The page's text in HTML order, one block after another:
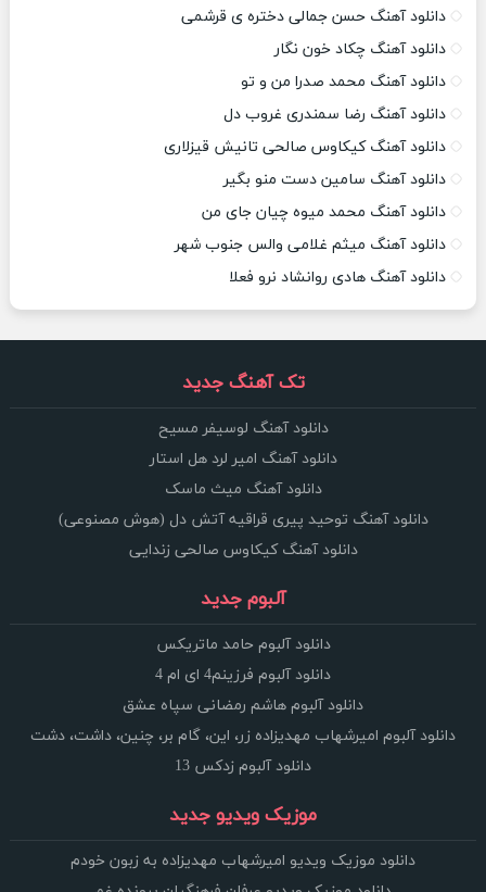
دانلود آهنگ حسن جمالی دختره ی قرشمی
دانلود آهنگ چکاد خون نگار
دانلود آهنگ محمد صدرا من و تو
دانلود آهنگ رضا سمندری غروب دل
دانلود آهنگ کیکاوس صالحی تانیش قیزلاری
دانلود آهنگ سامین دست منو بگیر
دانلود آهنگ محمد میوه چیان جای من
دانلود آهنگ میثم غلامی والس جنوب شهر
دانلود آهنگ هادی روانشاد نرو فعلا
تک آهنگ جدید
دانلود آهنگ لوسیفر مسیح
دانلود آهنگ امیر لرد هل استار
دانلود آهنگ میث ماسک
دانلود آهنگ توحید پیری قراقیه آتش دل (هوش مصنوعی)
دانلود آهنگ کیکاوس صالحی زندایی
آلبوم جدید
دانلود آلبوم حامد ماتریکس
دانلود آلبوم فرزینم4 ای ام 4
دانلود آلبوم هاشم رمضانی سپاه عشق
دانلود آلبوم امیرشهاب مهدیزاده زر، این، گام بر، چنین، داشت، دشت
دانلود آلبوم زدکس 13
موزیک ویدیو جدید
دانلود موزیک ویدیو امیرشهاب مهدیزاده به زبون خودم